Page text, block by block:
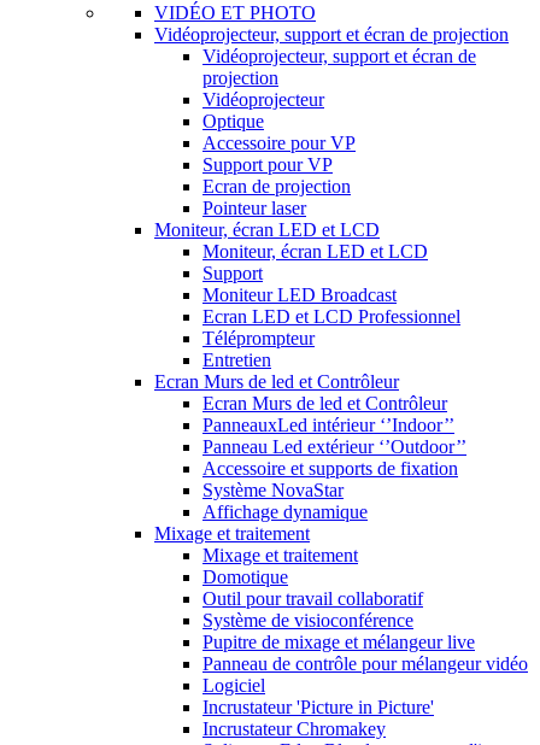
VIDÉO ET PHOTO
Vidéoprojecteur, support et écran de projection
Vidéoprojecteur, support et écran de
projection
Vidéoprojecteur
Optique
Accessoire pour VP
Support pour VP
Ecran de projection
Pointeur laser
Moniteur, écran LED et LCD
Moniteur, écran LED et LCD
Support
Moniteur LED Broadcast
Ecran LED et LCD Professionnel
Téléprompteur
Entretien
Ecran Murs de led et Contrôleur
Ecran Murs de led et Contrôleur
PanneauxLed intérieur ‘’Indoor’’
Panneau Led extérieur ‘’Outdoor’’
Accessoire et supports de fixation
Système NovaStar
Affichage dynamique
Mixage et traitement
Mixage et traitement
Domotique
Outil pour travail collaboratif
Système de visioconférence
Pupitre de mixage et mélangeur live
Panneau de contrôle pour mélangeur vidéo
Logiciel
Incrustateur 'Picture in Picture'
Incrustateur Chromakey